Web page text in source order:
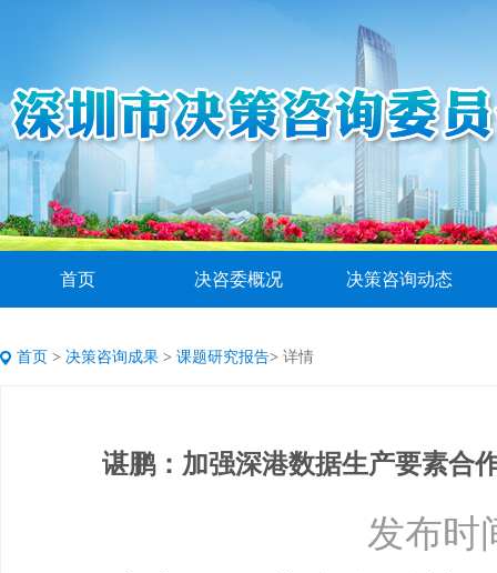
首页 决咨委概况 决策咨询动态
首页 > 决策咨询成果 > 课题研究报告> 详情
谌鹏：加强深港数据生产要素合
发布时